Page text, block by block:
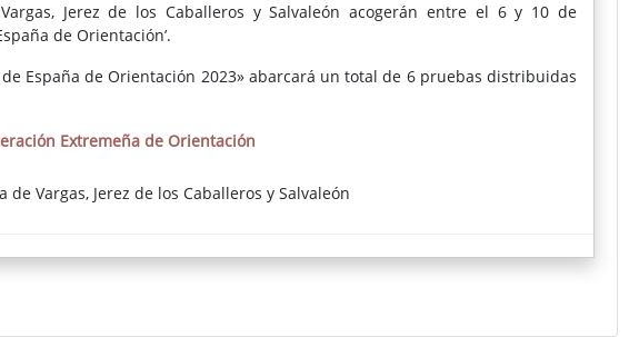
Jerez de los Caballeros y Salvaleón acogerán entre el 6 y 10 de
de Orientación’.
España de Orientación 2023» abarcará un total de 6 pruebas distribuidas
Extremeña de Orientación
Vargas, Jerez de los Caballeros y Salvaleón